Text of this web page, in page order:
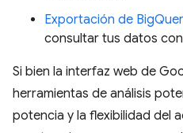
Exportación de
consultar tus datos
Si bien la interfaz web de
herramientas de análisis
potencia y la flexibilidad del